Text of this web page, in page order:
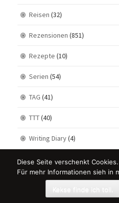
Reisen (32)
Rezensionen (851)
Rezepte (10)
Serien (54)
TAG (41)
TTT(40)
Writing Diary(4)
Theme Designed byRohit.©
Diese Seite verschenkt
Für mehr Informationen sieh in